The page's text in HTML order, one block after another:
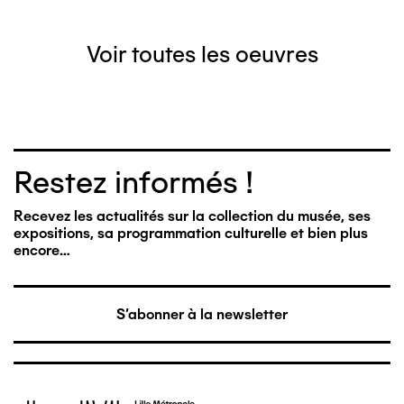
Voir toutes les oeuvres
Restez informés !
Recevez les actualités sur la collection du musée, ses
expositions, sa programmation culturelle et bien plus
encore…
S'abonner à la newsletter